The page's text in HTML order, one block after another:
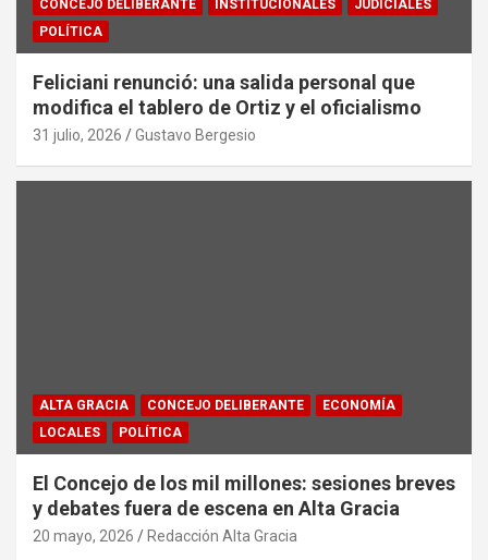
CONCEJO DELIBERANTE INSTITUCIONALES
JUDICIALES
POLÍTICA
Feliciani renunció: una salida personal que
modifica el tablero de Ortiz y el oficialismo
31 julio, 2026 Gustavo Bergesio
ALTA GRACIA CONCEJO DELIBERANTE
ECONOMÍA
LOCALES
POLÍTICA
El Concejo de los mil millones: sesiones breves
y debates fuera de escena en Alta Gracia
20 mayo, 2026 Redacción Alta Gracia